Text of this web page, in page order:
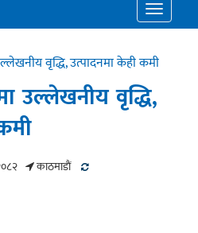
Toggle
वृद्धि, उत्पादनमा केही कमी
उल्लेखनीय वृद्धि,
काठमाडाैं